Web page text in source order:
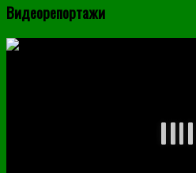
Видеорепортажи